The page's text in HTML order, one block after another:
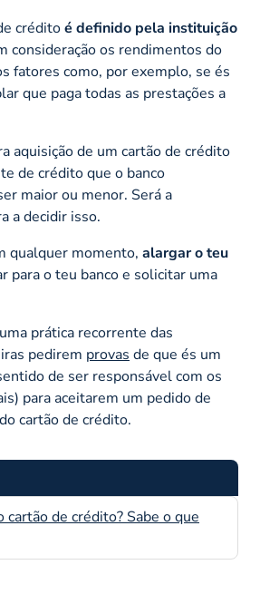
créditoé definido pela instituição
consideração os rendimentos do
fatores como, por exemplo, se és
que paga todas as prestações a
aquisição de um cartão de crédito
de crédito que o banco
maior ou menor. Será a
a decidir isso.
qualquer momento, alargar o teu
para o teu banco e solicitar uma
prática recorrente das
pedirem provas de que és um
de ser responsável com os
para aceitarem um pedido de
cartão de crédito.
cartão de crédito? Sabe o que